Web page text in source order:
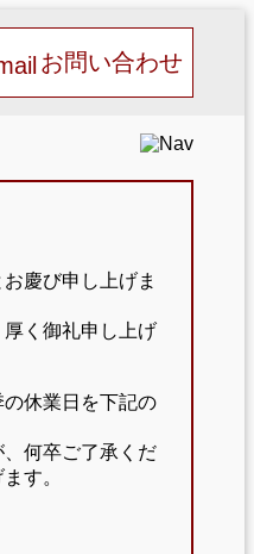
お問い合わせ
慶び申し上げま
く御礼申し上げ
休業日を下記の
何卒ご了承くだ
す。